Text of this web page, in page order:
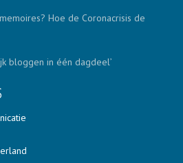
Hoe de Coronacrisis de
bloggen in één dagdeel’